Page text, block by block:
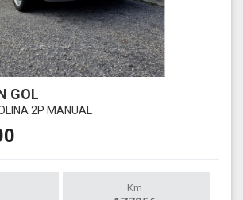
GOL
2P MANUAL
Km